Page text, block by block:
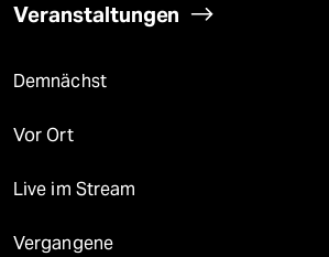
Veranstaltungen
Demnächst
Vor Ort
Live im Stream
Vergangene